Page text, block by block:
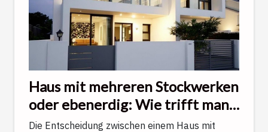
Haus mit mehreren Stockwerken
oder ebenerdig: Wie trifft man
die richtige Wahl?
Die Entscheidung zwischen einem Haus mit